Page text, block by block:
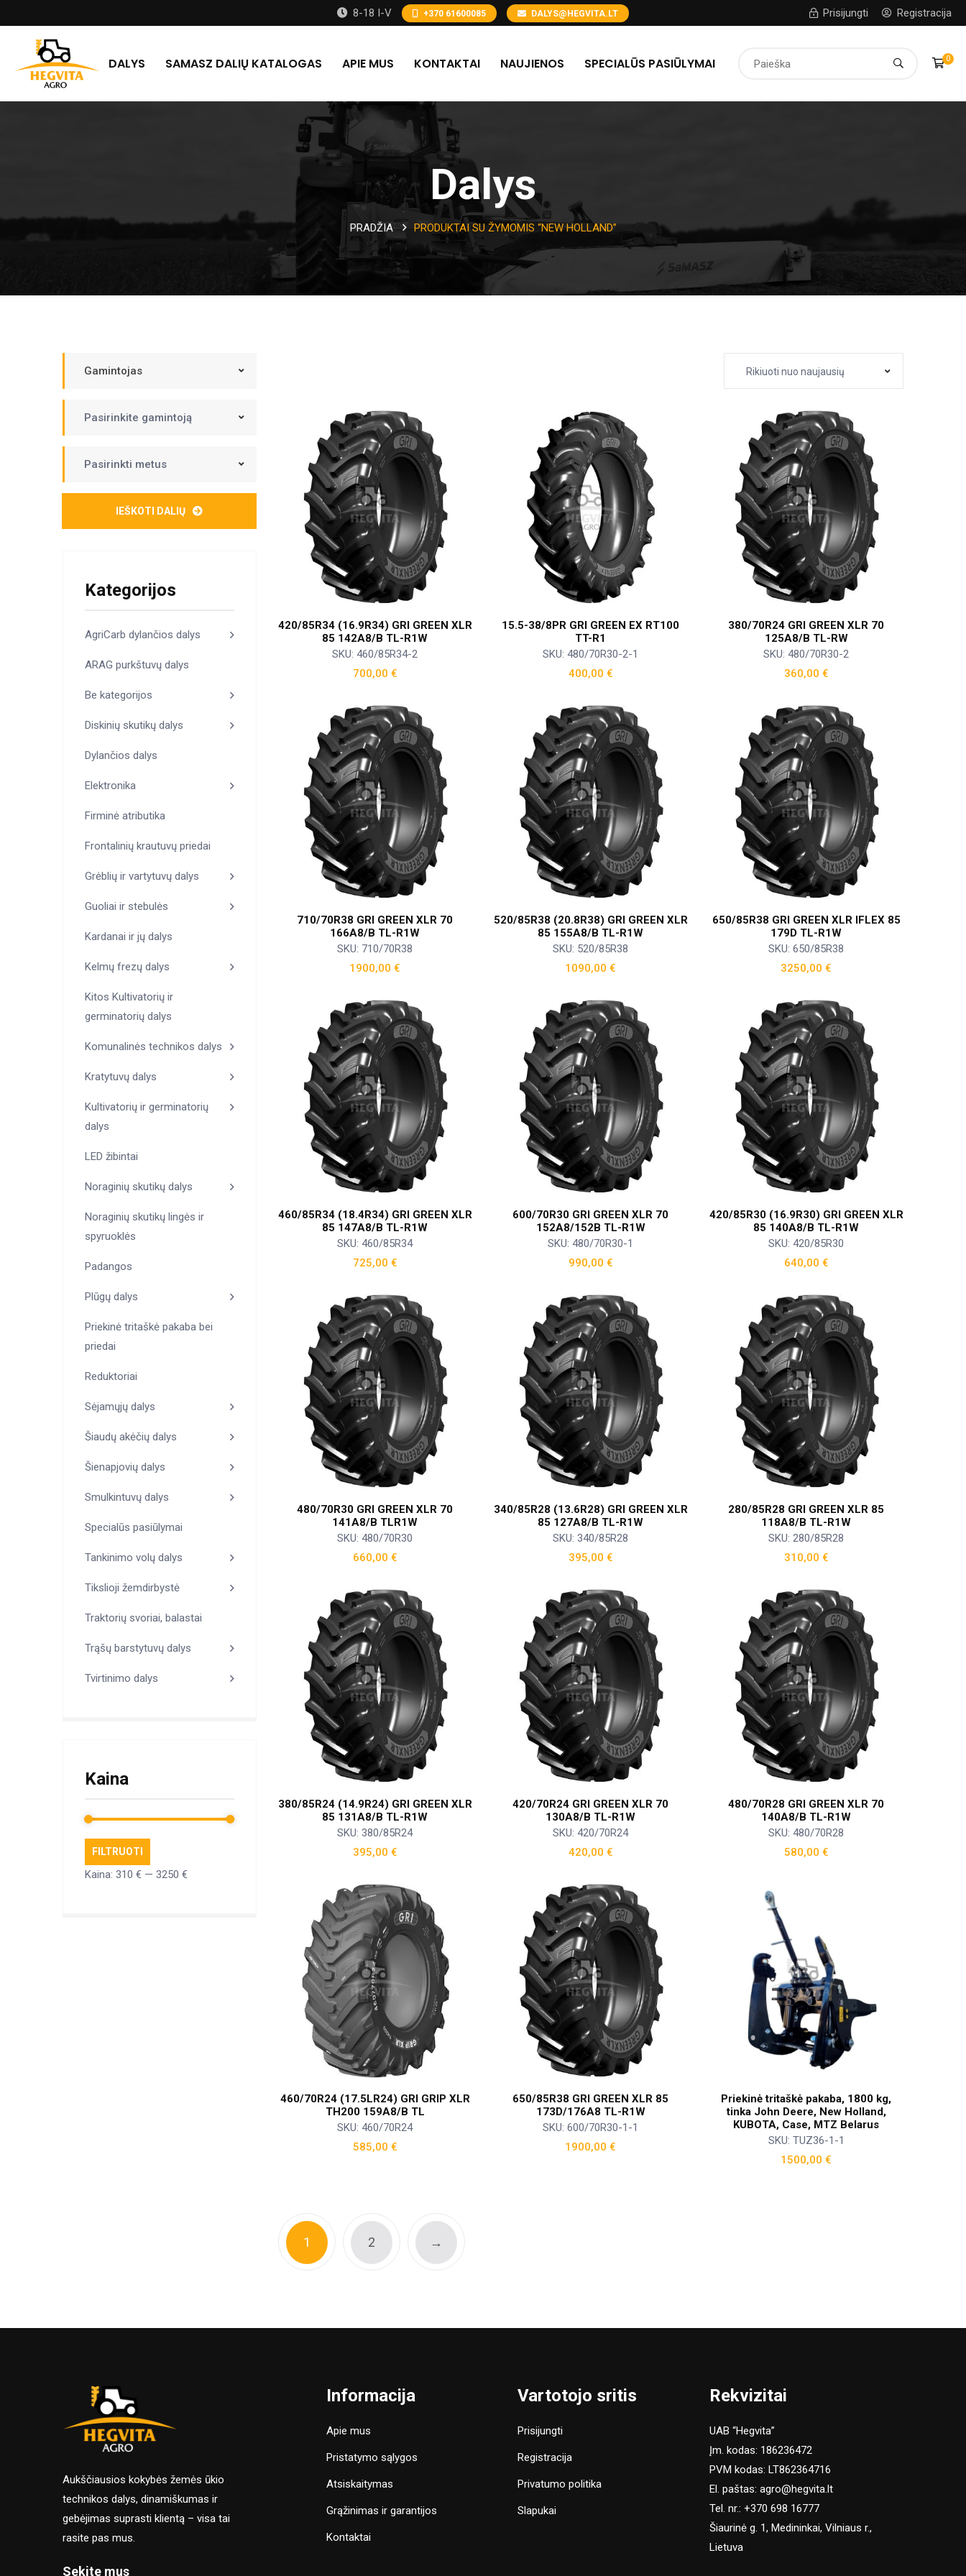
8-18 I-V +370 61600085 DALYS@HEGVITA.LT Prisijungti Registracija
DALYS SAMASZ DALIŲ KATALOGAS APIE MUS KONTAKTAI NAUJIENOS SPECIALŪS PASIŪLYMAI 0
Dalys
PRADŽIA PRODUKTAI SU ŽYMOMIS “NEW HOLLAND”
Gamintojas
Pasirinkite gamintoją
Pasirinkti metus
IEŠKOTI DALIŲ
Kategorijos
AgriCarb dylančios dalys
ARAG purkštuvų dalys
Be kategorijos
Diskinių skutikų dalys
Dylančios dalys
Elektronika
Firminė atributika
Frontalinių krautuvų priedai
Grėblių ir vartytuvų dalys
Guoliai ir stebulės
Kardanai ir jų dalys
Kelmų frezų dalys
Kitos Kultivatorių ir
germinatorių dalys
Komunalinės technikos dalys
Kratytuvų dalys
Kultivatorių ir germinatorių
dalys
LED žibintai
Noraginių skutikų dalys
Noraginių skutikų lingės ir
spyruoklės
Padangos
Plūgų dalys
Priekinė tritaškė pakaba bei
priedai
Reduktoriai
Sėjamųjų dalys
Šiaudų akėčių dalys
Šienapjovių dalys
Smulkintuvų dalys
Specialūs pasiūlymai
Tankinimo volų dalys
Tikslioji žemdirbystė
Traktorių svoriai, balastai
Trąšų barstytuvų dalys
Tvirtinimo dalys
Kaina
Min
Maks
FILTRUOTI
Kaina: 310 € — 3250 €
Rikiuoti nuo naujausių
420/85R34 (16.9R34) GRI GREEN XLR
85 142A8/B TL-R1W
SKU: 460/85R34-2
700,00 €
15.5-38/8PR GRI GREEN EX RT100
TT-R1
SKU: 480/70R30-2-1
400,00 €
380/70R24 GRI GREEN XLR 70
125A8/B TL-RW
SKU: 480/70R30-2
360,00 €
710/70R38 GRI GREEN XLR 70
166A8/B TL-R1W
SKU: 710/70R38
1900,00€
520/85R38 (20.8R38) GRI GREEN XLR
85 155A8/B TL-R1W
SKU: 520/85R38
1090,00€
650/85R38 GRI GREEN XLR IFLEX 85
179D TL-R1W
SKU: 650/85R38
3250,00€
460/85R34 (18.4R34) GRI GREEN XLR
85 147A8/B TL-R1W
SKU: 460/85R34
725,00 €
600/70R30 GRI GREEN XLR 70
152A8/152B TL-R1W
SKU: 480/70R30-1
990,00 €
420/85R30 (16.9R30) GRI GREEN XLR
85 140A8/B TL-R1W
SKU: 420/85R30
640,00 €
480/70R30 GRI GREEN XLR 70
141A8/B TLR1W
SKU: 480/70R30
660,00 €
340/85R28 (13.6R28) GRI GREEN XLR
85 127A8/B TL-R1W
SKU: 340/85R28
395,00 €
280/85R28 GRI GREEN XLR 85
118A8/B TL-R1W
SKU: 280/85R28
310,00 €
380/85R24 (14.9R24) GRI GREEN XLR
85 131A8/B TL-R1W
SKU: 380/85R24
395,00 €
420/70R24 GRI GREEN XLR 70
130A8/B TL-R1W
SKU: 420/70R24
420,00 €
480/70R28 GRI GREEN XLR 70
140A8/B TL-R1W
SKU: 480/70R28
580,00 €
460/70R24 (17.5LR24) GRI GRIP XLR
TH200 159A8/B TL
SKU: 460/70R24
585,00 €
650/85R38 GRI GREEN XLR 85
173D/176A8 TL-R1W
SKU: 600/70R30-1-1
1900,00€
Priekinė tritaškė pakaba, 1800 kg,
tinka John Deere, New Holland,
KUBOTA, Case, MTZ Belarus
SKU: TUZ36-1-1
1500,00€
1 2 →
Aukščiausios kokybės žemės ūkio
technikos dalys, dinamiškumas ir
gebėjimas suprasti klientą – visa tai
rasite pas mus.
Sekite mus
Informacija
Apie mus
Pristatymo sąlygos
Atsiskaitymas
Grąžinimas ir garantijos
Kontaktai
Vartotojo sritis
Prisijungti
Registracija
Privatumo politika
Slapukai
Rekvizitai
UAB “Hegvita”
Įm. kodas: 186236472
PVM kodas: LT862364716
El. paštas: agro@hegvita.lt
Tel. nr.: +370 698 16777
Šiaurinė g. 1, Medininkai, Vilniaus r.,
Lietuva